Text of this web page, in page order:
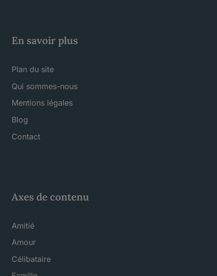
En savoir plus
Plan du site
Qui sommes-nous
Mentions légales
Blog
Contact
Axes de contenu
Amitié
Amour
Célibataire